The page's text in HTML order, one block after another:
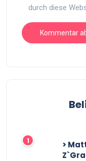
durch diese
>